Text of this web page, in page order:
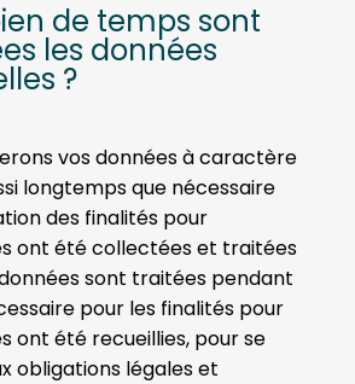
de temps sont
les données
?
vos données à caractère
longtemps que nécessaire
des finalités pour
ont été collectées et traitées
sont traitées pendant
pour les finalités pour
ont été recueillies, pour se
obligations légales et